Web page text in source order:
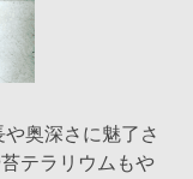
奥深さに魅了さ
テラリウムもや